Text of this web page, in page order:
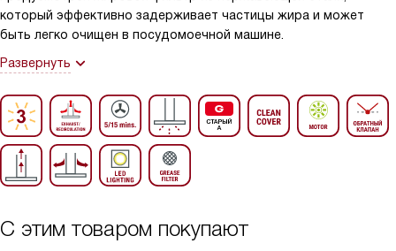
который эффективно задерживает частицы жира и может
быть легко очищен в посудомоечной машине.
Развернуть
С этим товаром покупают